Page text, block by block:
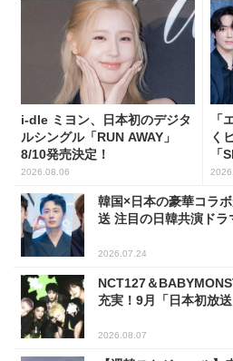
i-dle ミヨン、日本初のデジタ
ルシングル「RUN AWAY」
8/10発売決定！
2026.08.06
「
く
「
韓国×日本の豪華コラ
送 注目の日韓共演ドラ
2026.07.24
NCT127＆
充実！9月「日本初放
2026.08.07